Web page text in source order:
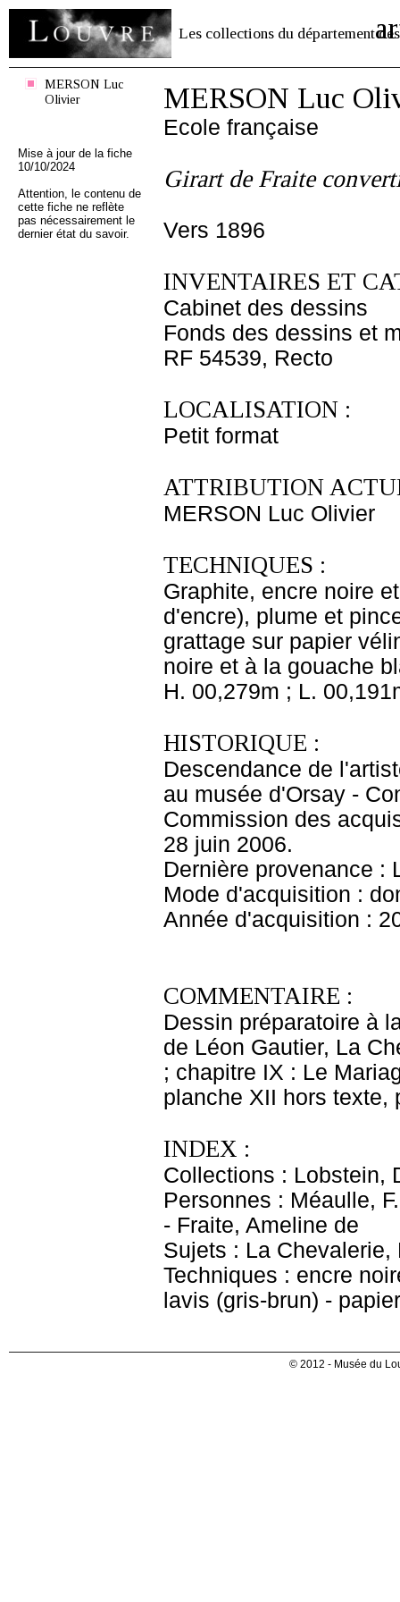
Les collections du département des
MERSON Luc
Olivier
Mise à jour de la fiche
10/10/2024
Attention, le contenu de
cette fiche ne reflète
pas nécessairement le
dernier état du savoir.
MERSON Luc
Ecole française
Girart de Fraite
Vers 1896
INVENTAIRES ET
Cabinet des dessins
Fonds des dessins et
RF 54539, Recto
LOCALISATION :
Petit format
ATTRIBUTION
MERSON Luc Olivier
TECHNIQUES :
Graphite, encre noire
d'encre), plume et
grattage sur papier
noire et à la gouache
H. 00,279m ; L.
HISTORIQUE :
Descendance de
au musée d'Orsay -
Commission des
28 juin 2006.
Dernière provenance :
Mode d'acquisition :
Année d'acquisition :
COMMENTAIRE :
Dessin préparatoire à
de Léon Gautier, La
; chapitre IX : Le
planche XII hors texte,
INDEX :
Collections : Lobstein,
Personnes : Méaulle,
- Fraite, Ameline de
Sujets : La Chevalerie,
Techniques : encre
lavis (gris-brun) -
© 2012 - Musée du